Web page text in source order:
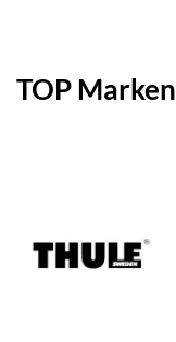
TOP Marken